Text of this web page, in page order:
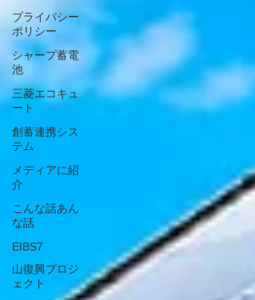
プライバシー
ポリシー
シャープ蓄電
池
三菱エコキュ
ート
創蓄連携シス
テム
メディアに紹
介
こんな話あん
な話
EIBS7
山復興プロジ
ェクト